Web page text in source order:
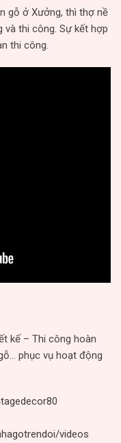
gỗ ở Xưởng, thì thợ nề
và thi công. Sự kết hợp
thi công.
kế – Thi công hoàn
phục vụ hoạt động
videos